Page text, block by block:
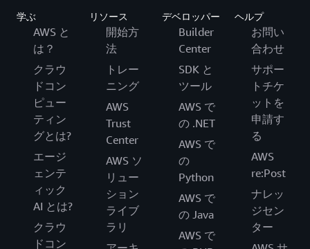
学ぶ
AWS と
は？
クラウ
ドコン
ピュー
ティン
グとは?
エージ
ェンテ
ィック
AI とは?
クラウ
ドコン
リソース
開始方
法
トレー
ニング
AWS
Trust
Center
AWS ソ
リュー
ション
ライブ
ラリ
デベロッパー
Builder
Center
SDK と
ツール
AWS で
の .NET
AWS で
の
Python
AWS で
の Java
AWS で
ヘルプ
お問い
合わせ
サポー
トチケ
ットを
申請す
る
AWS
re:Post
ナレッ
ジセン
ター